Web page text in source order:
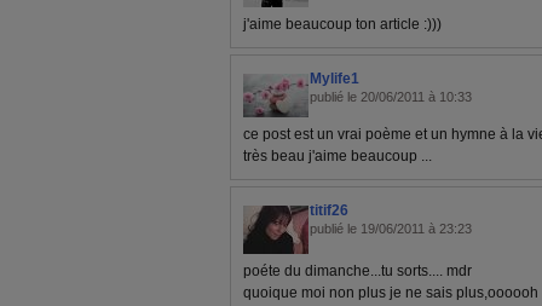
j'aime beaucoup ton article :)))
Mylife1
publié le 20/06/2011 à 10:33
ce post est un vrai poème et un hymne à la
très beau j'aime beaucoup ...
titif26
publié le 19/06/2011 à 23:23
poéte du dimanche...tu sorts.... mdr
quoique moi non plus je ne sais plus,oooooh